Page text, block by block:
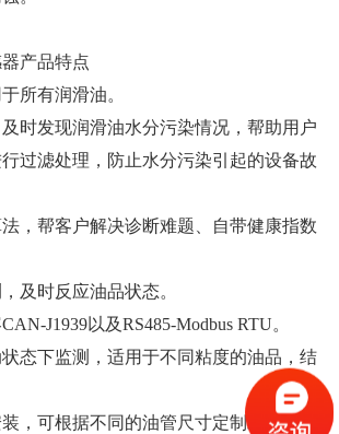
产品特点
所有润滑油。
时发现润滑油水分污染情况，帮助用户
过滤处理，防止水分污染引起的设备故
，帮客户解决诊断难题、自带健康指数
及时反应油品状态。
J1939以及RS485-Modbus RTU。
态下监测，适用于不同粘度的油品，结
，可根据不同的油管尺寸定制结构。